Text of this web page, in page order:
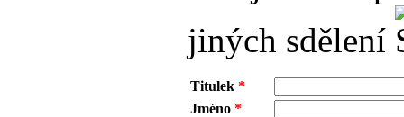
jiných sdělení
Titulek *
Jméno *